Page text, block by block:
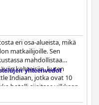
eri osa-alueista, mikä
matkailijoille. Sen
mahdollistaa
kohteisiin, kuten
Indiaan, jotka ovat 10
hotelli sijaitsee vilkkaan
turistikohteisiin ja
yhteenvedot